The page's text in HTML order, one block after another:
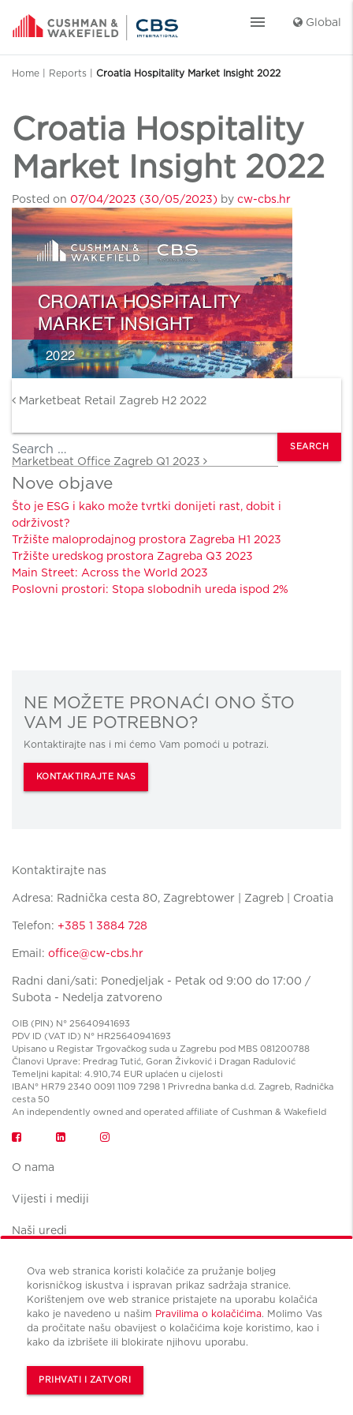
menu Global
Home Reports Croatia Hospitality Market Insight 2022
Croatia Hospitality
Market Insight 2022
Posted on 07/04/2023 (30/05/2023) by cw-cbs.hr
Marketbeat Retail Zagreb H2 2022
Marketbeat Office Zagreb Q1 2023
Search
Nove objave
Što je ESG i kako može tvrtki donijeti rast, dobit i
održivost?
Tržište maloprodajnog prostora Zagreba H1 2023
Tržište uredskog prostora Zagreba Q3 2023
Main Street: Across the World 2023
Poslovni prostori: Stopa slobodnih ureda ispod 2%
Ova web stranica koristi kolačiće za pružanje boljeg
korisničkog iskustva i ispravan prikaz sadržaja stranice.
Korištenjem ove web stranice pristajete na uporabu kolačića
kako je navedeno u našim Pravilima o kolačićima. Molimo Vas
da pročitate našu obavijest o kolačićima koje koristimo, kao i
kako da izbrišete ili blokirate njihovu uporabu.
PRIHVATI I ZATVORI
NE MOŽETE PRONAĆI ONO ŠTO
VAM JE POTREBNO?
Kontaktirajte nas i mi ćemo Vam pomoći u potrazi.
KONTAKTIRAJTE NAS
Kontaktirajte nas
Adresa: Radnička cesta 80, Zagrebtower | Zagreb | Croatia
Telefon: +385 1 3884 728
Email: office@cw-cbs.hr
Radni dani/sati: Ponedjeljak - Petak od 9:00 do 17:00 /
Subota - Nedelja zatvoreno
OIB (PIN) N° 25640941693
PDV ID (VAT ID) N° HR25640941693
Upisano u Registar Trgovačkog suda u Zagrebu pod MBS 081200788
Članovi Uprave: Predrag Tutić, Goran Živković i Dragan Radulović
Temeljni kapital: 4.910,74 EUR uplaćen u cijelosti
IBAN° HR79 2340 0091 1109 7298 1 Privredna banka d.d. Zagreb, Radnička
cesta 50
An independently owned and operated affiliate of Cushman & Wakefield
O nama
Vijesti i mediji
Naši uredi
Uvjeti korištenja
Pravila privatnosti
Upravljanje kolačićima
© Copyright Cushman & Wakefield CBS international 2024.